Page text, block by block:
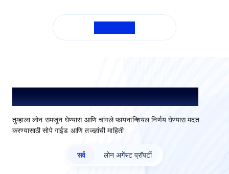
तुमच्या प्रगतीसाठी मार्गदर्शक /सम्मान माहिती
तुम्हाला लोन समजून घेण्यास आणि चांगले फायनान्शियल निर्णय घेण्यास मदत
करण्यासाठी सोपे गाईड आणि तज्ज्ञांची माहिती
सर्व लोन अगेंस्ट प्रॉपर्टी